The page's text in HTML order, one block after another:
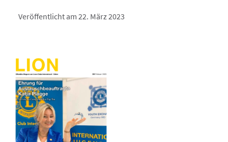
Veröffentlicht am 22. März 2023